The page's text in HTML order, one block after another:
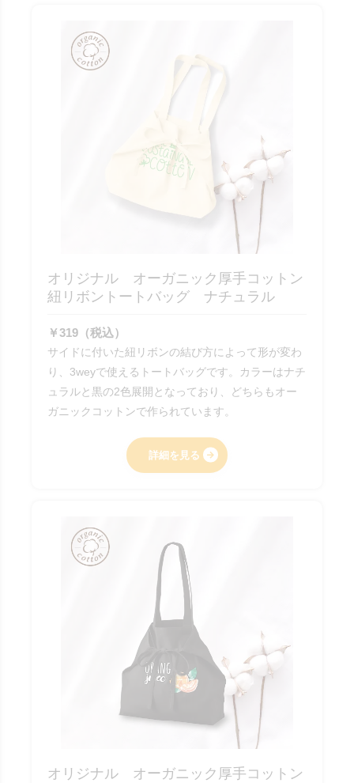
オリジナル オーガニック厚手コットン
紐リボントートバッグ ナチュラル
￥319（税込）
サイドに付いた紐リボンの結び方によって形が変わ
り、3weyで使えるトートバッグです。カラーはナチ
ュラルと黒の2色展開となっており、どちらもオー
ガニックコットンで作られています。
詳細を見る
オリジナル オーガニック厚手コットン